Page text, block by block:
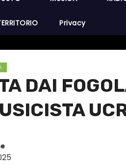
Privacy
DAI